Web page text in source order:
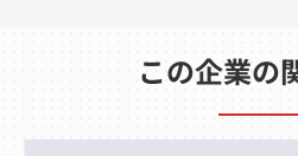
この企業の